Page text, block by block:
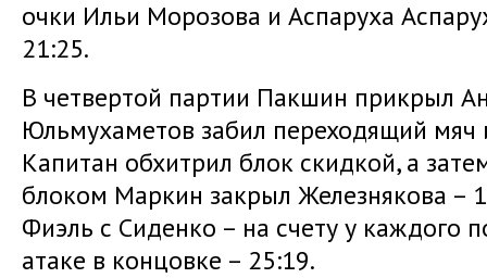
очки Ильи Морозова и Аспаруха
21:25.
В четвертой партии Пакшин прикрыл
Юльмухаметов забил переходящий мяч
Капитан обхитрил блок скидкой, а
блоком Маркин закрыл Железнякова –
Фиэль с Сиденко – на счету у каждого
атаке в концовке – 25:19.